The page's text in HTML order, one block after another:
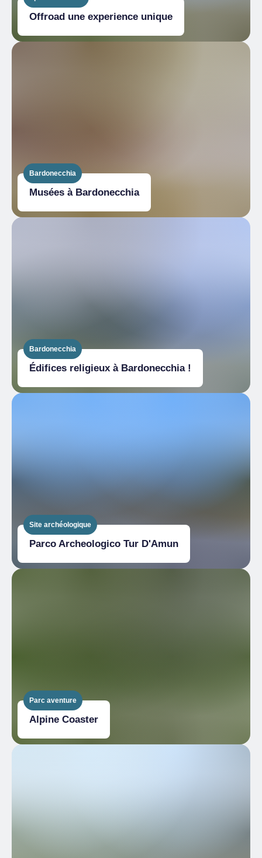
Offroad une experience unique
Bardonecchia
Musées à Bardonecchia
Bardonecchia
Édifices religieux à Bardonecchia !
Site archéologique
Parco Archeologico Tur D'Amun
Parc aventure
Alpine Coaster